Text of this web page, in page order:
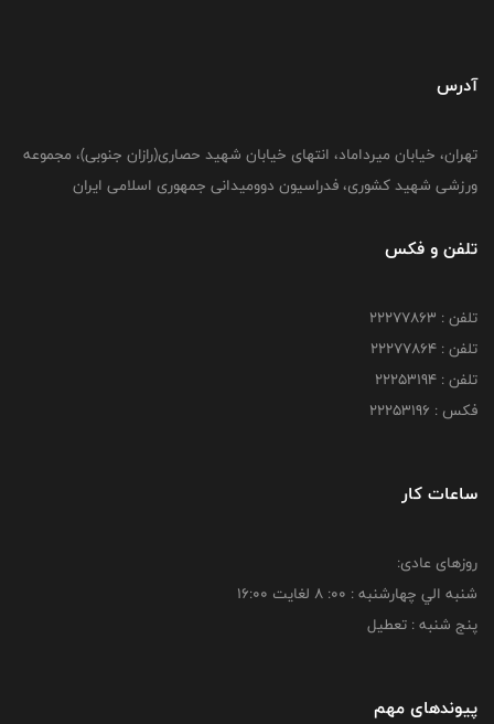
آدرس
تهران، خیابان میرداماد، انتهای خیابان شهید حصاری(رازان جنوبی)، مجموعه
ورزشی شهید کشوری، فدراسیون دوومیدانی جمهوری اسلامی ایران
تلفن و فکس
تلفن : 22277863
تلفن : 22277864
تلفن : 22253194
فکس : 22253196
ساعات کار
روزهای عادی:
شنبه الي چهارشنبه : 00: 8 لغايت 16:00
پنج شنبه : تعطیل
پیوندهای مهم